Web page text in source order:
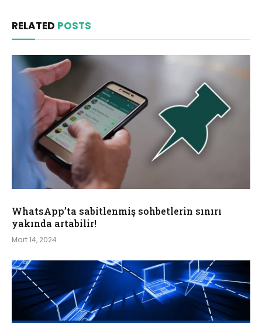
RELATED POSTS
WhatsApp’ta sabitlenmiş sohbetlerin sınırı
yakında artabilir!
Mart 14, 2024